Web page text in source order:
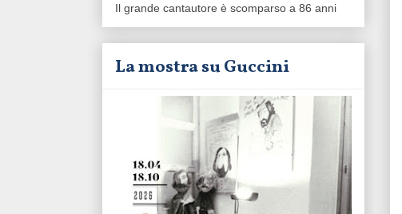
Il grande cantautore è scomparso a 86 anni
La mostra su Guccini